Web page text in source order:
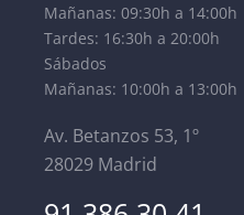
Mañanas: 09:30h a 14:00h
Tardes: 16:30h a 20:00h
Sábados
Mañanas: 10:00h a 13:00h
Av. Betanzos 53, 1º
28029 Madrid